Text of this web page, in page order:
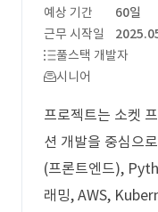
예상 기간
60일
근무 시작일
풀스택 개발자
시니어
프로젝트는 소켓
션 개발을 중심으
(프론트엔드),
래밍, AWS,